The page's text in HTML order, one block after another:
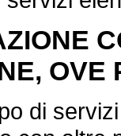
OVE
di